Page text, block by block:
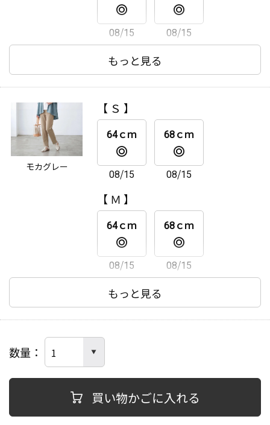
08/15 08/15
【 Ｌ 】
08/15 08/15
【 ＬＬ 】
64ｃｍ
08/15
68ｃｍ
08/15
もっと見る
モカグレー
【 Ｓ 】
64ｃｍ
08/15
68ｃｍ
08/15
【 Ｍ 】
64ｃｍ
08/15
68ｃｍ
08/15
【 Ｌ 】
【 ＬＬ 】
64ｃｍ 68ｃｍ
もっと見る
数量
買い物かごに入れる